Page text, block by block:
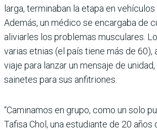
larga, terminaban la etapa en vehículos
Además, un médico se encargaba de
aliviarles los problemas musculares.
varias etnias (el país tiene más de 60),
viaje para lanzar un mensaje de
sainetes para sus anfitriones.
“Caminamos en grupo, como un solo
Tafisa Chol, una estudiante de 20 años